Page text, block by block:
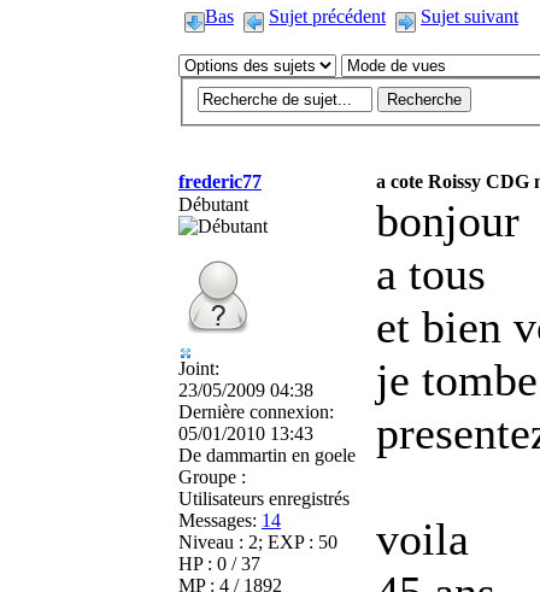
Bas Sujet précédent Sujet suivant
frederic77
a cote Roissy CDG
Débutant
Joint:
23/05/2009 04:38
Dernière connexion:
05/01/2010 13:43
De dammartin en goele
Groupe :
Utilisateurs enregistrés
Messages: 14
Niveau : 2; EXP : 50
HP : 0 / 37
MP : 4 / 1892
bonjour
a tous
et bien
je
voila